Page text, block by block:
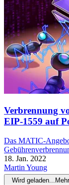
Verbrennung
EIP-1559 auf
Das MATIC-
18. Jan. 2022
Martin Young
Wird geladen...